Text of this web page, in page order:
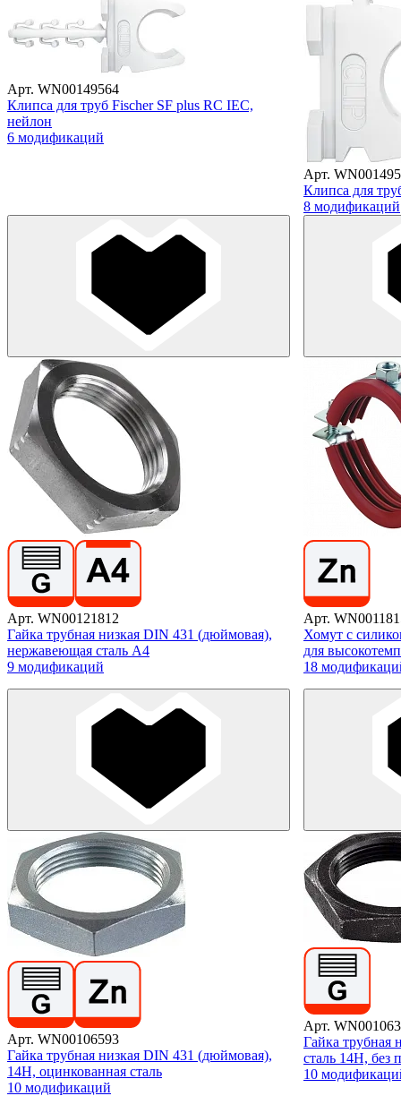
Арт. WN00149564
Клипса для труб Fischer SF plus RC IEC,
нейлон
6 модификаций
Арт.
Клипса для
8 модификаций
Арт. WN00121812
Гайка трубная низкая DIN 431 (дюймовая),
нержавеющая сталь А4
9 модификаций
Арт.
Хомут с
для
18
Арт. WN00106593
Гайка трубная низкая DIN 431 (дюймовая),
14H, оцинкованная сталь
10 модификаций
Арт.
Гайка трубная
сталь 14H, без
10